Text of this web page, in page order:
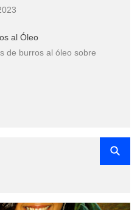
al Óleo
de burros al óleo sobre